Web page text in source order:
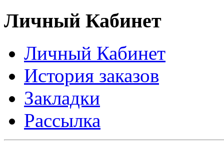
Личный Кабинет
Личный Кабинет
История заказов
Закладки
Рассылка